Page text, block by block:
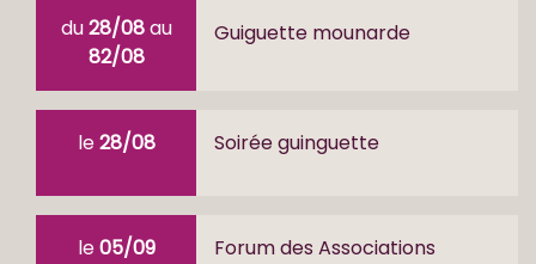
du28/08au
82/08
Guiguette mounarde
le28/08 Soirée guinguette
le05/09 Forum des Associations